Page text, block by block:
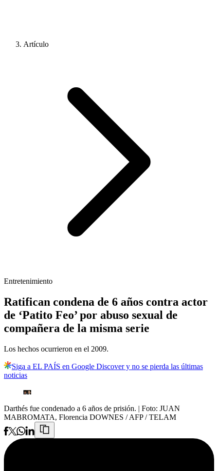
Artículo
Entretenimiento
Ratifican condena de 6 años contra actor
de ‘Patito Feo’ por abuso sexual de
compañera de la misma serie
Los hechos ocurrieron en el 2009.
Siga a EL PAÍS en Google Discover y no se pierda las últimas
noticias
Darthés fue condenado a 6 años de prisión. | Foto: JUAN
MABROMATA, Florencia DOWNES / AFP / TELAM